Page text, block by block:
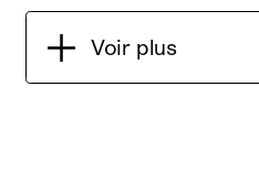
Voir plus